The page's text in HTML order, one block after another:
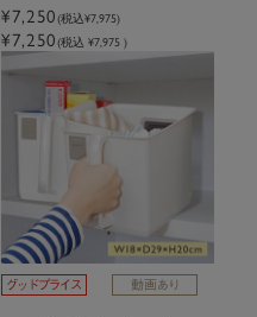
¥7,250(税込¥7,975)
¥7,250(税込 ¥7,975 )